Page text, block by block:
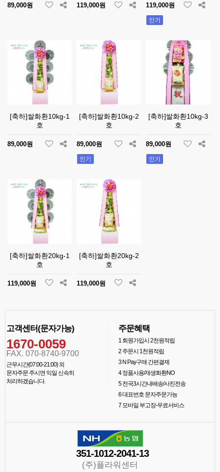
89,000원 119,000원 119,000원
인기
[축하]쌀화환10kg-1
호
89,000원
[축하]쌀화환10kg-2
호
89,000원
인기
[축하]쌀화환10kg-3
호
89,000원
인기
[축하]쌀화환20kg-1
호
119,000원
[축하]쌀화환20kg-2
호
119,000원
고객센터(문자가능)
1670-0059
FAX. 070-8740-9700
근무시간(07:00-21:00) 외
문자주문 주시면 익일 신속히
처리하겠습니다.
주문혜택
1 회원가입시 2천원적립
2주문시 1천원적립
3N Pay구매 간편결제
4정품사용/재생화환NO
5전국3시간내배송/사진전송
6대표번호 문자주문가능
7모바일 부고장-무료서비스
351-1012-2041-13
(주)플라워센터